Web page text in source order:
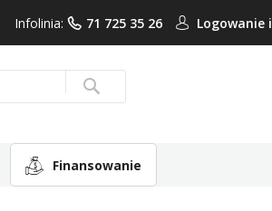
Infolinia: 71 725 35 26 Logowanie i
Search
Finansowanie